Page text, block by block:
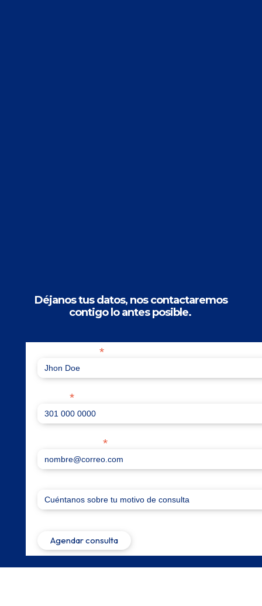
Déjanos tus datos, nos contactaremos
contigo lo antes posible.
Nombre completo*
Teléfono*
Correo electrónico*